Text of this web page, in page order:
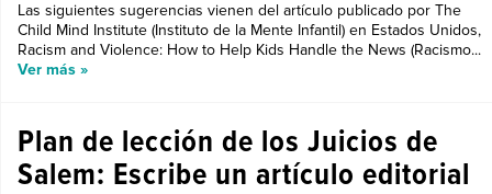
Las siguientes sugerencias vienen del artículo publicado por The
Child Mind Institute (Instituto de la Mente Infantil) en Estados Unidos,
Racism and Violence: How to Help Kids Handle the News (Racismo...
Ver más »
Plan de lección de los Juicios de
Salem: Escribe un artículo editorial